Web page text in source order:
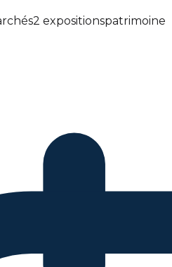
2 expositionspatrimoine